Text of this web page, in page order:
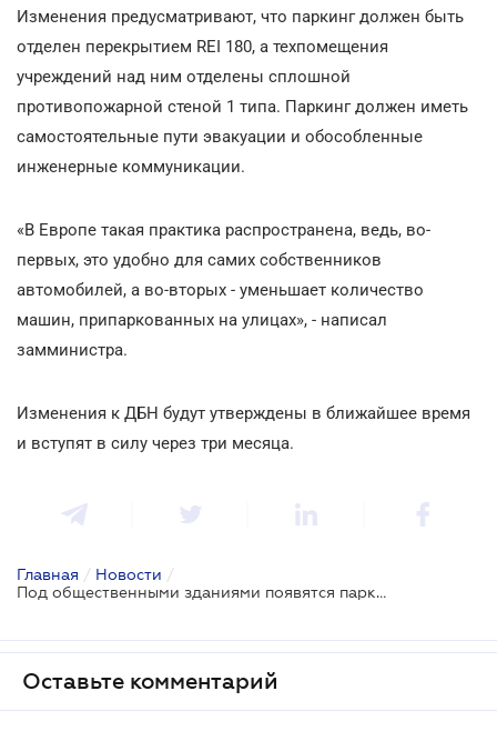
Изменения предусматривают, что паркинг должен быть
отделен перекрытием REI 180, а техпомещения
учреждений над ним отделены сплошной
противопожарной стеной 1 типа. Паркинг должен иметь
самостоятельные пути эвакуации и обособленные
инженерные коммуникации.
«В Европе такая практика распространена, ведь, во-
первых, это удобно для самих собственников
автомобилей, а во-вторых - уменьшает количество
машин, припаркованных на улицах», - написал
замминистра.
Изменения к ДБН будут утверждены в ближайшее время
и вступят в силу через три месяца.
Главная / Новости /
Под общественными зданиями появятся парковки
Оставьте комментарий